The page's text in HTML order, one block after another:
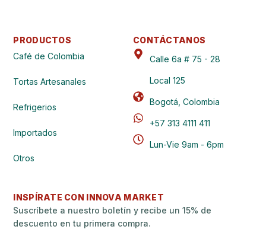
PRODUCTOS
Café de Colombia
Tortas Artesanales
Refrigerios
Importados
Otros
CONTÁCTANOS
Calle 6a # 75 - 28
Local 125
Bogotá, Colombia
+57 313 4111 411
Lun-Vie 9am - 6pm
INSPÍRATE CON INNOVA MARKET
Suscríbete a nuestro boletín y recibe un 15% de
descuento en tu primera compra.